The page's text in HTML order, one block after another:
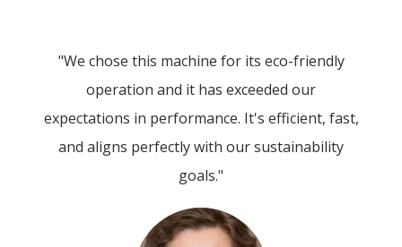
"We chose this machine for its eco-friendly
operation and it has exceeded our
expectations in performance. It's efficient, fast,
and aligns perfectly with our sustainability
goals."